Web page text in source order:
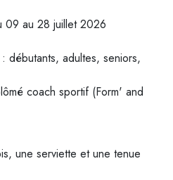
09 au 28 juillet 2026
débutants, adultes, seniors,
coach sportif (Form' and
une serviette et une tenue